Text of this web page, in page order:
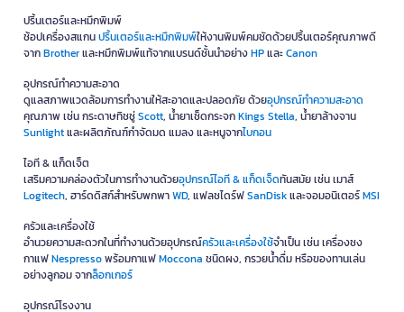
ปริ้นเตอร์และหมึกพิมพ์
ช้อปเครื่องสแกนปริ้นเตอร์และหมึกพิมพ์ให้งานพิมพ์คมชัดด้วยปริ้นเตอร์คุณภาพดี
จากBrotherและหมึกพิมพ์แท้จากแบรนด์ชั้นนำอย่างHPและCanon
อุปกรณ์ทำความสะอาด
ดูแลสภาพแวดล้อมการทำงานให้สะอาดและปลอดภัย ด้วยอุปกรณ์ทำความสะอาด
คุณภาพ เช่น กระดาษทิชชู่Scott, น้ำยาเช็ดกระจกKings Stella, น้ำยาล้างจาน
Sunlightและผลิตภัณฑ์กำจัดมด แมลง และหนูจากไบกอน
ไอที & แก็ดเจ็ต
เสริมความคล่องตัวในการทำงานด้วยอุปกรณ์ไอที & แก็ดเจ็ดทันสมัย เช่น เมาส์
Logitech, ฮาร์ดดิสก์สำหรับพกพาWD, แฟลชไดร์ฟSanDiskและจอมอนิเตอร์MSI
ครัวและเครื่องใช้
อำนวยความสะดวกในที่ทำงานด้วยอุปกรณ์ครัวและเครื่องใช้จำเป็น เช่น เครื่องชง
กาแฟNespressoพร้อมกาแฟMoccona ชนิดผง, กรวยน้ำดื่ม หรือของทานเล่น
อย่างลูกอม จากล็อกเกอร์
อุปกรณ์โรงงาน